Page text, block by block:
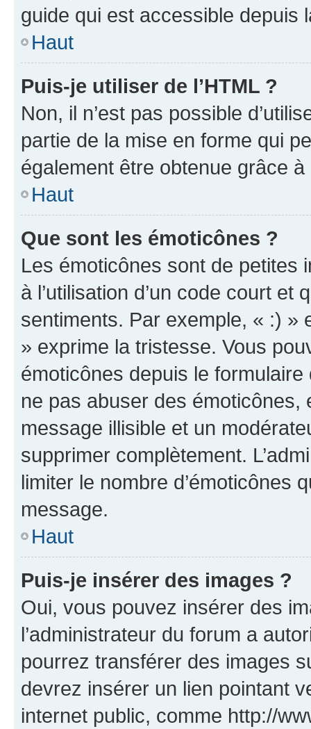
guide qui est accessible depuis
Haut
Puis-je utiliser de l’HTML ?
Non, il n’est pas possible
partie de la mise en forme qui
également être obtenue grâce à
Haut
Que sont les émoticônes ?
Les émoticônes sont de petites
à l’utilisation d’un code court et
sentiments. Par exemple, « :) »
» exprime la tristesse. Vous
émoticônes depuis le
ne pas abuser des
message illisible et un
supprimer complètement.
limiter le nombre d’émoticônes
message.
Haut
Puis-je insérer des images ?
Oui, vous pouvez insérer des
l’administrateur du forum a
pourrez transférer des images
devrez insérer un lien pointant
internet public, comme http://